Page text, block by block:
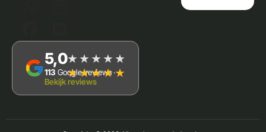
5,0★★★★★
★★★★★
113 Google-reviews ·
Bekijk reviews